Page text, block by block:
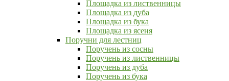
Площадка из лиственницы
Площадка из дуба
Площадка из бука
Площадка из ясеня
Поручни для лестниц
Поручень из сосны
Поручень из лиственницы
Поручень из дуба
Поручень из бука